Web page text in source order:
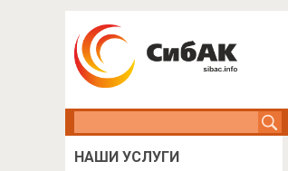
НАШИ УСЛУГИ